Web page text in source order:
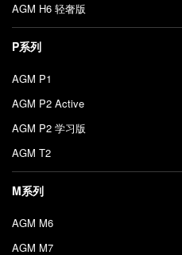
AGM H6 轻奢版
P系列
AGM P1
AGM P2 Active
AGM P2 学习版
AGM T2
M系列
AGM M6
AGM M7